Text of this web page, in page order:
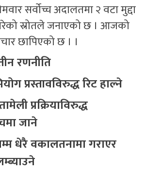
सर्वोच्च अदालतमा २ वटा मुद्दा
गरेको स्रोतले जनाएको छ । आजको
छापिएको छ । ।
रणनीति
प्रस्तावविरुद्ध रिट हाल्ने
प्रक्रियाविरुद्ध
जाने
धेरै वकालतनामा गराएर